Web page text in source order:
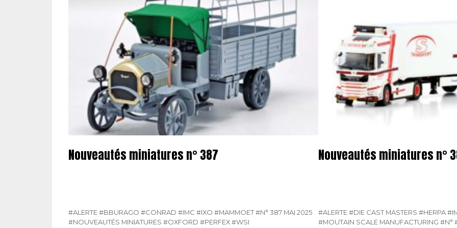
Nouveautés miniatures n° 387
#ALERTE#BBURAGO #CONRAD #IMC #IXO #MAMMOET#N° 387 MAI 2025
#NOUVEAUTÉS MINIATURES #OXFORD #PERFEX#WSI
Nouveautés miniatures n°
#ALERTE#DIE CAST MASTERS #HERPA
#MOUTAIN SCALE MANUFACTURING #N°